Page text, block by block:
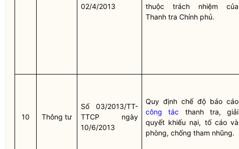
02/4/2013
thuộc trách nhiệm của
Thanh tra Chính phủ.
10 Thông tư
Số 03/2013/TT-
TTCP ngày
10/6/2013
Quy định chế độ báo cáo
công tác thanh tra, giải
quyết khiếu nại, tố cáo và
phòng, chống tham nhũng.